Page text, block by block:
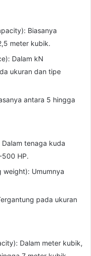
Biasanya
meter kubik.
Dalam kN
ukuran dan tipe
antara 5 hingga
tenaga kuda
500 HP.
weight): Umumnya
pada ukuran
Dalam meter kubik,